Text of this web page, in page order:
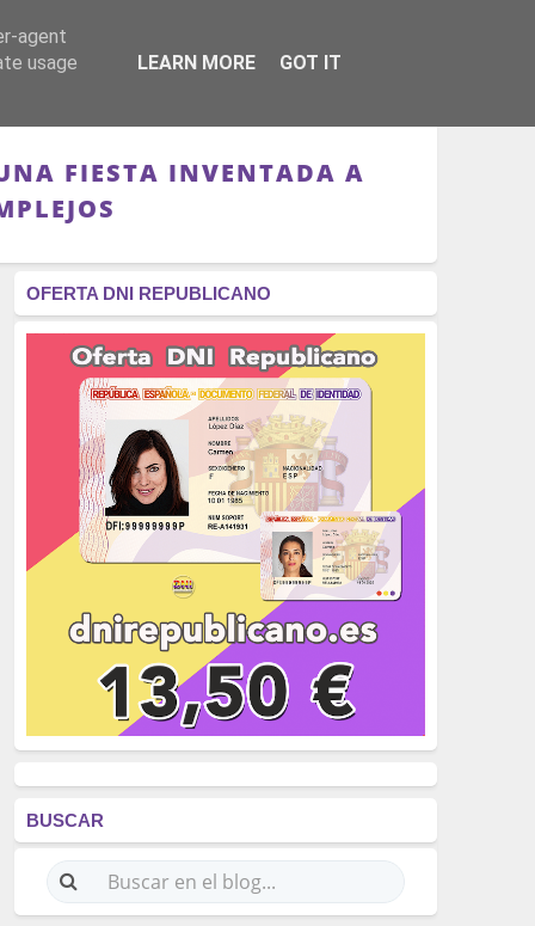
RÉGIMEN - MONARQUÍA
FIESTA INVENTADA A
OFERTA DNI REPUBLICANO
BUSCAR
agent
usage
LEARN MORE GOT IT